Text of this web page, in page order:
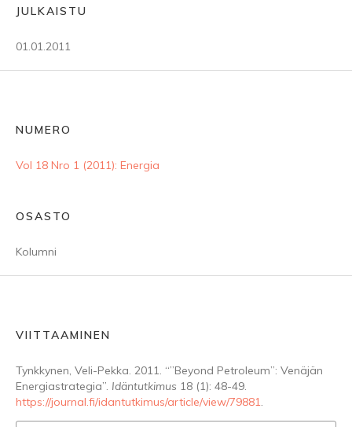
JULKAISTU
01.01.2011
NUMERO
Vol 18 Nro 1 (2011): Energia
OSASTO
Kolumni
VIITTAAMINEN
Tynkkynen, Veli-Pekka. 2011. “”Beyond Petroleum”: Venäjän
Energiastrategia”. Idäntutkimus 18 (1): 48-49.
https://journal.fi/idantutkimus/article/view/79881.